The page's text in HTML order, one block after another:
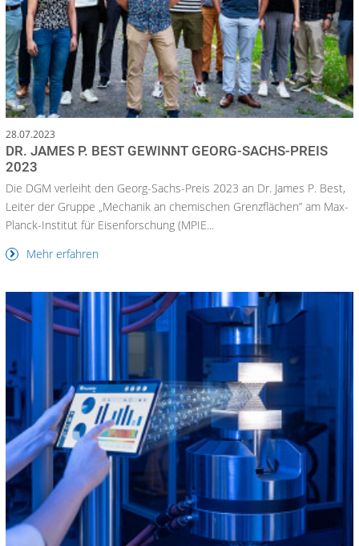
28.07.2023
DR. JAMES P. BEST GEWINNT GEORG-SACHS-PREIS
2023
Die DGM verleiht den Georg-Sachs-Preis 2023 an Dr. James P. Best,
Leiter der Gruppe „Mechanik an chemischen Grenzflächen” am Max-
Planck-Institut für Eisenforschung (MPIE...
Mehr erfahren